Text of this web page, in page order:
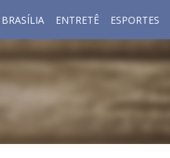
BRASÍLIA ENTRETÊ ESPORTES